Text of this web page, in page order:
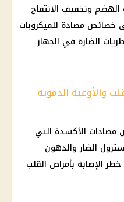
وتخفيف الانتفاخ
خصائص مضادة للميكروبات
الضارة في الجهاز
والأوعية الدموية
مضادات الأكسدة التي
الضار والدهون
خطر الإصابة بأمراض القلب